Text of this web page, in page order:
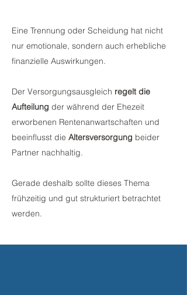
Eine Trennung oder Scheidung hat nicht
nur emotionale, sondern auch erhebliche
finanzielle Auswirkungen.
Der Versorgungsausgleich regelt die
Aufteilung der während der Ehezeit
erworbenen Rentenanwartschaften und
beeinflusst die Altersversorgung beider
Partner nachhaltig.
Gerade deshalb sollte dieses Thema
frühzeitig und gut strukturiert betrachtet
werden.